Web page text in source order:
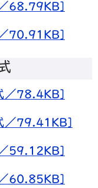
68.79KB]
70.91KB]
／78.4KB]
／79.41KB]
59.12KB]
60.85KB]